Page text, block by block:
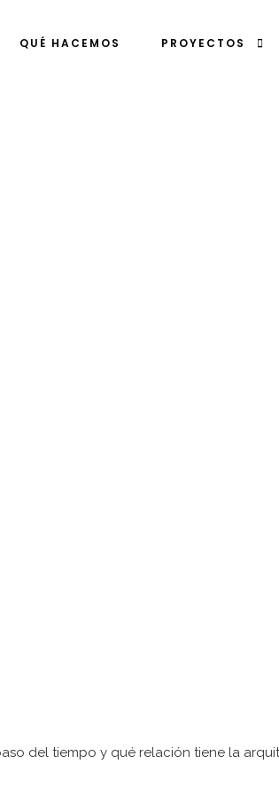
QUÉ HACEMOS PROYECTOS
del tiempo y qué relación tiene la